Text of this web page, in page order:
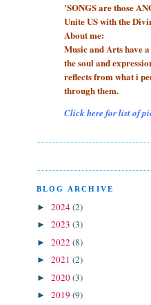
'SONGS are those
Unite US with the
About me:
Music and Arts have
the soul and
reflects from what i
through them.
Click here for list of
BLOG ARCHIVE
► 2024(2)
► 2023 (3)
► 2022 (8)
► 2021 (2)
► 2020(3)
► 2019 (9)